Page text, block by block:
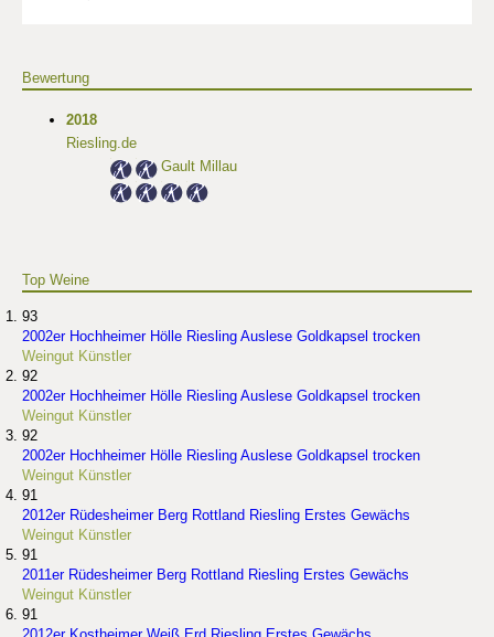
Bewertung
2018
Riesling.de
Gault Millau
Top Weine
93
2002er Hochheimer Hölle Riesling Auslese Goldkapsel trocken
Weingut Künstler
92
2002er Hochheimer Hölle Riesling Auslese Goldkapsel trocken
Weingut Künstler
92
2002er Hochheimer Hölle Riesling Auslese Goldkapsel trocken
Weingut Künstler
91
2012er Rüdesheimer Berg Rottland Riesling Erstes Gewächs
Weingut Künstler
91
2011er Rüdesheimer Berg Rottland Riesling Erstes Gewächs
Weingut Künstler
91